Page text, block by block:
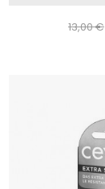
13,00 €